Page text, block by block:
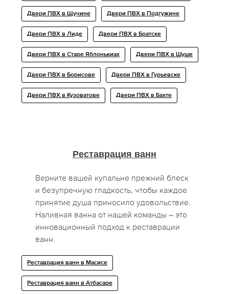
Двери ПВХ в Щучине Двери ПВХ в Подгужине
Двери ПВХ в Лиде Двери ПВХ в Братске
Двери ПВХ в Старе Яблонькиах Двери ПВХ в Шуше
Двери ПВХ в Борисове Двери ПВХ в Гурьевске
Двери ПВХ в Кузоватове Двери ПВХ в Бахте
Реставрация ванн
Верните вашей купальне прежний блеск
и безупречную гладкость, чтобы каждое
принятие душа приносило удовольствие.
Наливная ванна от нашей команды – это
инновационный подход к реставрации
ванн.
Реставрация ванн в Масисе
Реставрация ванн в Атбасаре